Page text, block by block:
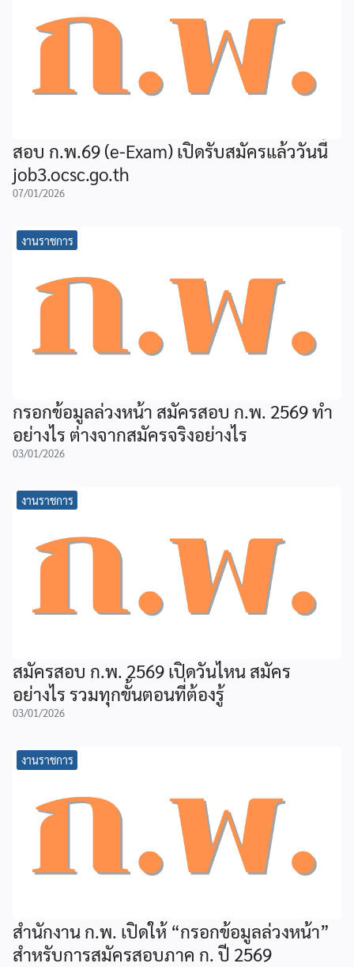
สอบ ก.พ.69 (e-Exam) เปิดรับสมัครแล้ววันนี้
job3.ocsc.go.th
07/01/2026
งานราชการ
กรอกข้อมูลล่วงหน้า สมัครสอบ ก.พ. 2569 ทำ
อย่างไร ต่างจากสมัครจริงอย่างไร
03/01/2026
งานราชการ
สมัครสอบ ก.พ. 2569 เปิดวันไหน สมัคร
อย่างไร รวมทุกขั้นตอนที่ต้องรู้
03/01/2026
งานราชการ
สำนักงาน ก.พ. เปิดให้ “กรอกข้อมูลล่วงหน้า”
สำหรับการสมัครสอบภาค ก. ปี 2569